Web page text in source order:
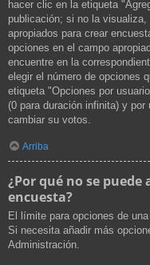
hacer clic en la etiqueta
publicación; si no la
apropiados para crear
opciones en el campo
encuentre en la
elegir el número de opciones
etiqueta "Opciones por
(0 para duración infinita) y
cambiar su votos.
Arriba
¿Por qué no se
encuesta?
El límite para opciones de
Si necesita añadir más
Administración.